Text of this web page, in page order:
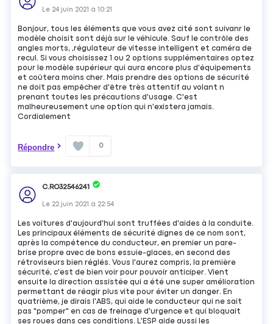
Le 24 juin 2021 à10:21
Bonjour, tous les éléments que vous avez cité sont suivanr le
modèle choisit sont déjà sur le véhicule. Sauf le contrôle des
angles morts, ,régulateur de vitesse intelligent et caméra de
recul. Si vous choisissez 1 ou 2 options supplémentaires optez
pour le modèle supérieur qui aura encore plus d'équipements
et coûtera moins cher. Mais prendre des options de sécurité
ne doit pas empêcher d'être très attentif au volant n
prenant toutes les précautions d'usage. C'est
malheureusement une option qui n'existera jamais.
Cordialement
Répondre 0
C.RO32546241
Le 22 juin 2021 à 22:54
Les voitures d'aujourd'hui sont truffées d'aides à la conduite.
Les principaux éléments de sécurité dignes de ce nom sont,
après la compétence du conducteur, en premier un pare-
brise propre avec de bons essuie-glaces, en second des
rétroviseurs bien réglés. Vous l'aurez compris, la première
sécurité, c'est de bien voir pour pouvoir anticiper. Vient
ensuite la direction assistée qui a été une super amélioration
permettant de réagir plus vite pour éviter un danger. En
quatrième, je dirais l'ABS, qui aide le conducteur qui ne sait
pas "pomper" en cas de freinage d'urgence et qui bloquait
ses roues dans ces conditions. L'ESP aide aussi les